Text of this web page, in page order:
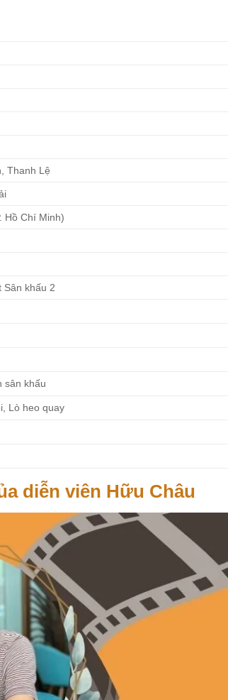
Thanh Lệ
Hồ Chí Minh)
Sân khấu 2
sân khấu
Lò heo quay
diễn viên Hữu Châu